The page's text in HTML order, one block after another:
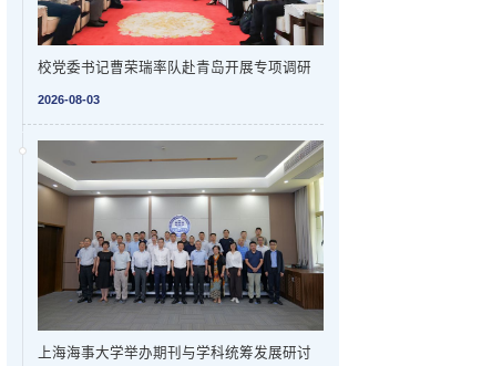
校党委书记曹荣瑞率队赴青岛开展专项调研
2026-08-03
上海海事大学举办期刊与学科统筹发展研讨